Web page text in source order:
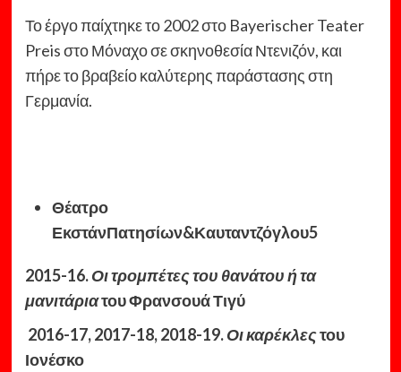
Το έργο παίχτηκε το 2002 στο Bayerischer Teater
Preis στο Μόναχο σε σκηνοθεσία Ντενιζόν, και
πήρε το βραβείο καλύτερης παράστασης στη
Γερμανία.
Θέατρο
ΕκστάνΠατησίων&Καυταντζόγλου5
2015-16.Οι τρομπέτες του θανάτου ή τα
μανιτάριατου Φρανσουά Τιγύ
2016-17, 2017-18, 2018-19.Οι καρέκλεςτου
Ιονέσκο